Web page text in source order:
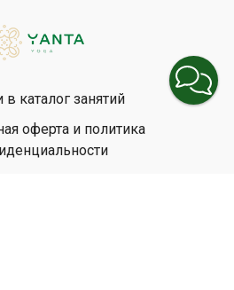
в каталог занятий
оферта и политика